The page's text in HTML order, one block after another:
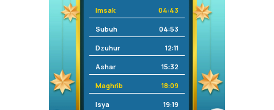
Imsak 04:43
Subuh 04:53
Dzuhur 12:11
Ashar 15:32
Maghrib 18:09
Isya 19:19